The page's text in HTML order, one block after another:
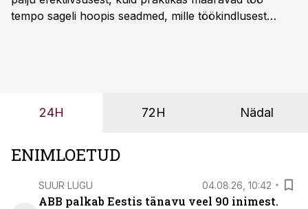
tempo sageli hoopis seadmed, mille töökindlusest
24H 72H Nädal
ENIMLOETUD
SUUR LUGU 04.08.26, 10:42
ABB palkab Eestis tänavu veel 90 inimest.